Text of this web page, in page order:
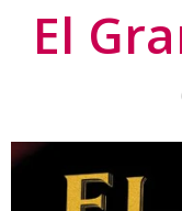
El